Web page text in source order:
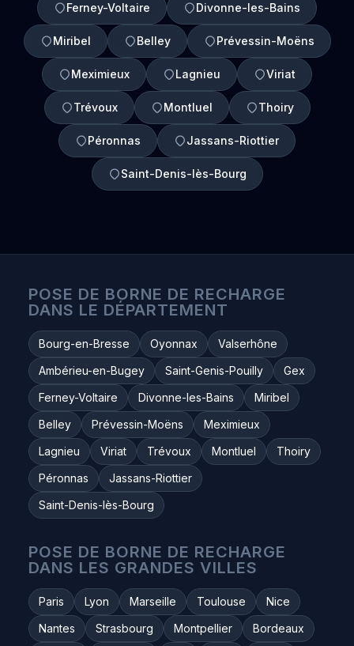
Ferney-Voltaire Divonne-les-Bains
Miribel Belley Prévessin-Moëns
Meximieux Lagnieu Viriat
Trévoux Montluel Thoiry
Péronnas Jassans-Riottier
Saint-Denis-lès-Bourg
POSE DE BORNE DE RECHARGE
DANS LE DÉPARTEMENT
Bourg-en-Bresse Oyonnax
Valserhône
Ambérieu-en-Bugey
Saint-Genis-Pouilly
Gex
Ferney-Voltaire
Divonne-les-Bains
Miribel
Belley
Prévessin-Moëns
Meximieux
Lagnieu
Viriat Trévoux Montluel
Thoiry
Péronnas
Jassans-Riottier
Saint-Denis-lès-Bourg
POSE DE BORNE DE RECHARGE
DANS LES GRANDES VILLES
Paris Lyon Marseille Toulouse
Nice
Nantes
Strasbourg Montpellier
Bordeaux